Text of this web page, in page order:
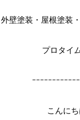
外壁塗装・屋根塗装
プロタイ
ｰｰｰｰｰｰｰｰｰｰｰ
こんに